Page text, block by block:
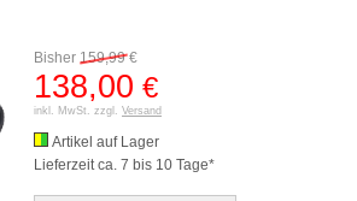
Bisher 159,99€
138,00 €
inkl. MwSt. zzgl. Versand
Artikel auf Lager
Lieferzeit ca. 7 bis 10 Tage*